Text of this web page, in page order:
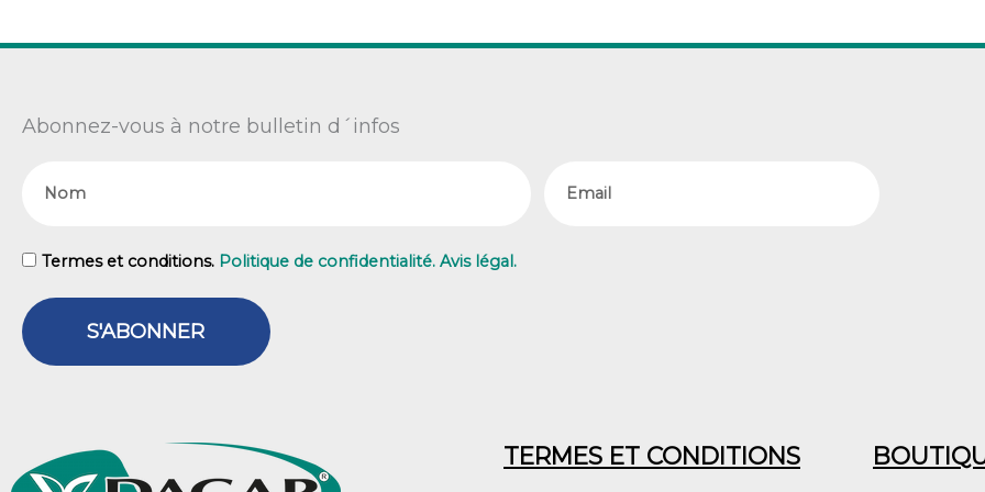
Abonnez-vous à notre bulletin d´infos
GDPR
Termes et conditions. Politique de confidentialité. Avis légal.
S'ABONNER
TERMES ET CONDITIONS